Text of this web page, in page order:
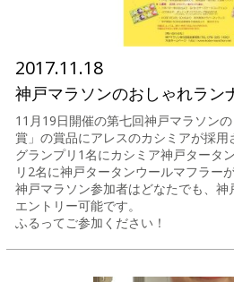
2017.11.18
神戸マラソンのおしゃれラン
11月19日開催の第七回神戸マラソン
賞」の賞品にアレスのカシミアが採用
グランプリ1名にカシミア神戸タータ
リ2名に神戸タータンウールマフラー
神戸マラソン参加者はどなたでも、神
エントリー可能です。
ふるってご参加ください！